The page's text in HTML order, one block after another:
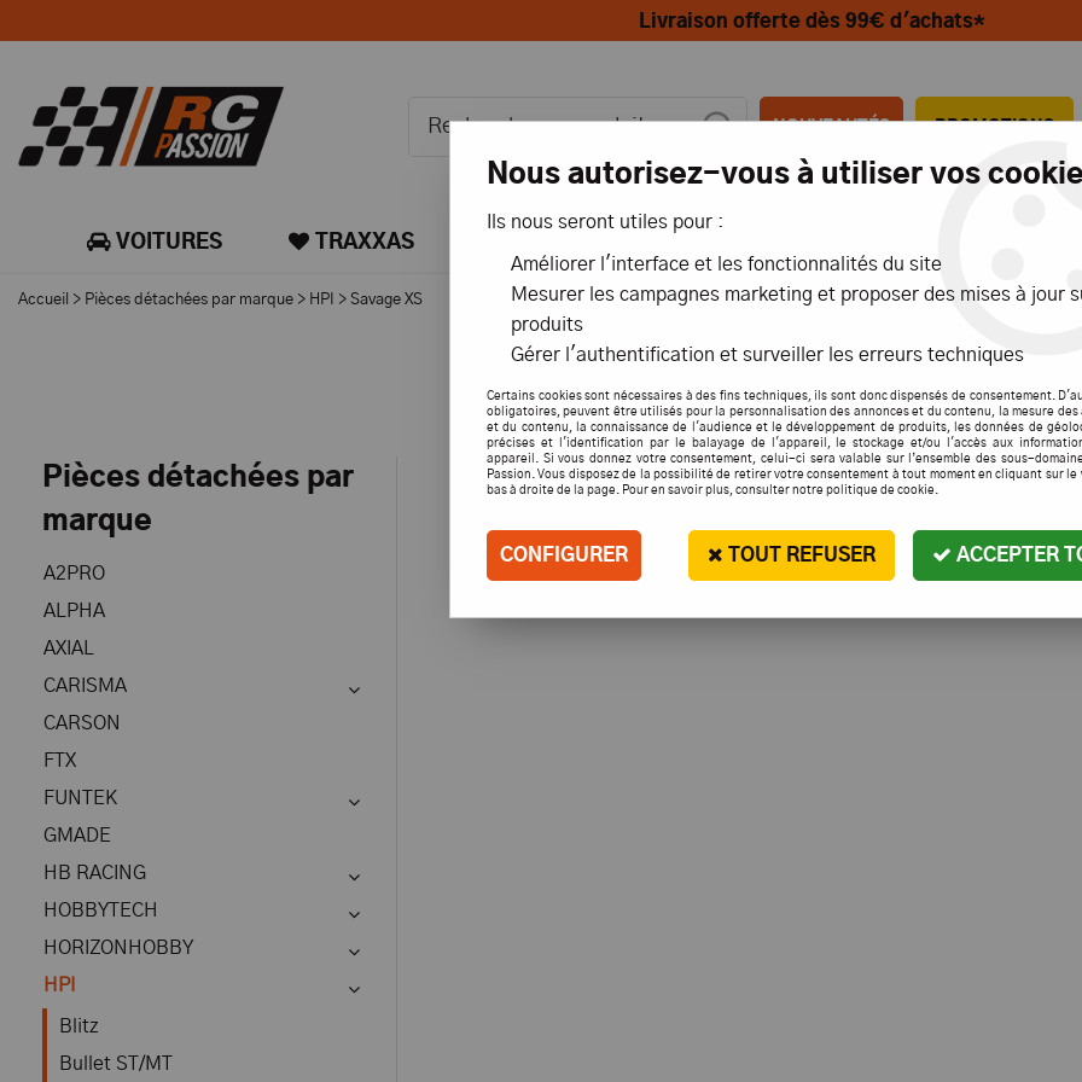
Livraison offerte dès 99€ d'achats*
NOUVEAUTÉS PROMOTIONS
VOITURES TRAXXAS
Accueil > Pièces détachées par marque > HPI > Savage XS
SAVAGE XS
Pièces détachées par
marque
A2PRO
ALPHA
AXIAL
CARISMA
CARSON
FTX
FUNTEK
GMADE
HB RACING
HOBBYTECH
HORIZONHOBBY
HPI
Blitz
Bullet ST/MT
Aucune
Nous autorisez-vous à utiliser vos
Ils nous seront utiles pour :
Améliorer l'interface et les fonctionnalités du site
Mesurer les campagnes marketing et proposer des mises à jour
produits
Gérer l'authentification et surveiller les erreurs techniques
Certains cookies sont nécessaires à des fins techniques, ils sont donc dispensés de consentement.
obligatoires, peuvent être utilisés pour la personnalisation des annonces et du contenu, la mesure des
et du contenu, la connaissance de l'audience et le développement de produits, les données de
précises et l'identification par le balayage de l'appareil, le stockage et/ou l'accès aux
appareil. Si vous donnez votre consentement, celui-ci sera valable sur l’ensemble des sous-
Passion. Vous disposez de la possibilité de retirer votre consentement à tout moment en cliquant sur le
bas à droite de la page. Pour en savoir plus, consulter notre politique de cookie.
CONFIGURER TOUT REFUSER ACCEPTER